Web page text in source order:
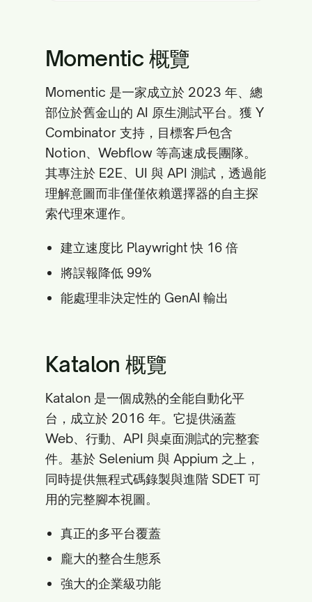
Momentic 概覽
Momentic 是一家成立於 2023 年、總
部位於舊金山的 AI 原生測試平台。獲 Y
Combinator 支持，目標客戶包含
Notion、Webflow 等高速成長團隊。
其專注於 E2E、UI 與 API 測試，透過能
理解意圖而非僅僅依賴選擇器的自主探
索代理來運作。
建立速度比 Playwright 快 16 倍
將誤報降低 99%
能處理非決定性的 GenAI 輸出
Katalon 概覽
Katalon 是一個成熟的全能自動化平
台，成立於 2016 年。它提供涵蓋
Web、行動、API 與桌面測試的完整套
件。基於 Selenium 與 Appium 之上，
同時提供無程式碼錄製與進階 SDET 可
用的完整腳本視圖。
真正的多平台覆蓋
龐大的整合生態系
強大的企業級功能